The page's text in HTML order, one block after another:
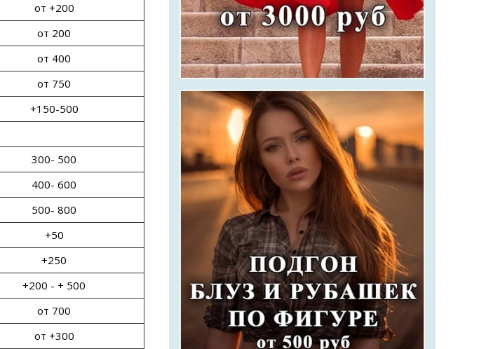
от +200
от 200
от 400
от 750
+150-500
300- 500
400- 600
500- 800
+50
+250
+200 - + 500
от 700
от +300